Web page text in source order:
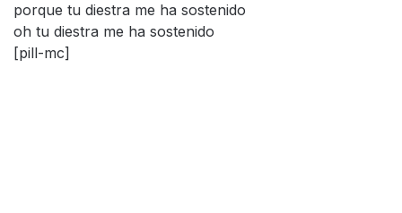
porque tu diestra me ha sostenido
oh tu diestra me ha sostenido
[pill-mc]